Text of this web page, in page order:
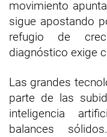
movimiento
sigue apostando
refugio de
diagnóstico exige
Las grandes
parte de las
inteligencia
balances